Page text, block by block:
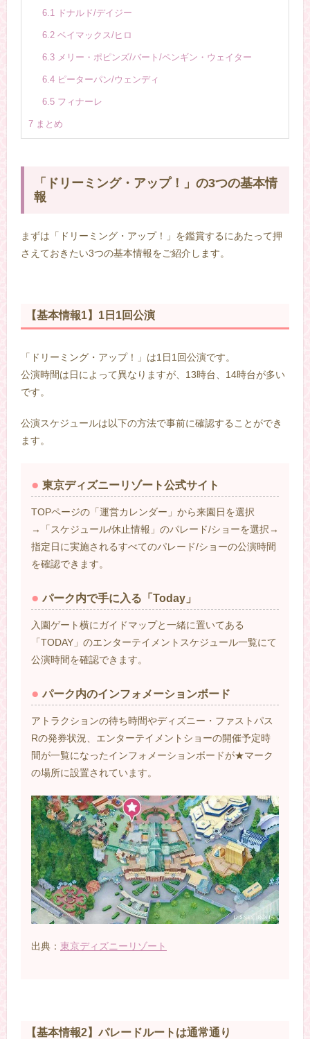
6.1 ドナルド/デイジー
6.2ベイマックス/ヒロ
6.3メリー・ポピンズ/バート/ペンギン・ウェイター
6.4ピーターパン/ウェンディ
6.5フィナーレ
7 まとめ
「ドリーミング・アップ！」の3つの基本情
報
まずは「ドリーミング・アップ！」を鑑賞するにあたって押
さえておきたい3つの基本情報をご紹介します。
【基本情報1】1日1回公演
「ドリーミング・アップ！」は1日1回公演です。
公演時間は日によって異なりますが、13時台、14時台が多い
です。
公演スケジュールは以下の方法で事前に確認することができ
ます。
東京ディズニーリゾート公式サイト
TOPページの「運営カレンダー」から来園日を選択
→「スケジュール/休止情報」のパレード/ショーを選択→
指定日に実施されるすべてのパレード/ショーの公演時間
を確認できます。
パーク内で手に入る「Today」
入園ゲート横にガイドマップと一緒に置いてある
「TODAY」のエンターテイメントスケジュール一覧にて
公演時間を確認できます。
パーク内のインフォメーションボード
アトラクションの待ち時間やディズニー・ファストパス
Rの発券状況、エンターテイメントショーの開催予定時
間が一覧になったインフォメーションボードが★マーク
の場所に設置されています。
出典： 東京ディズニーリゾート
【基本情報2】パレードルートは通常通り